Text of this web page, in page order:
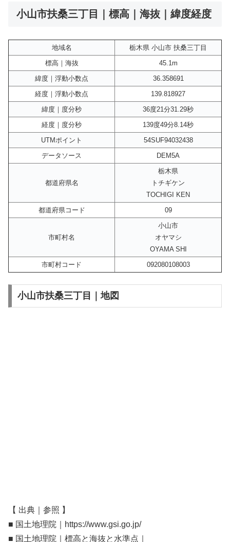
小山市扶桑三丁目｜標高｜海抜｜緯度経度
地域名
栃木県 小山市 扶桑三丁目
標高｜海抜
45.1m
緯度｜浮動小数点
36.358691
経度｜浮動小数点
139.818927
緯度｜度分秒
36度21分31.29秒
経度｜度分秒
139度49分8.14秒
UTMポイント
54SUF94032438
データソース
DEM5A
都道府県名
栃木県
トチギケン
TOCHIGI KEN
都道府県コード
09
市町村名
小山市
オヤマシ
OYAMA SHI
市町村コード
092080108003
小山市扶桑三丁目｜地図
【 出典｜参照 】
■ 国土地理院｜https://www.gsi.go.jp/
■ 国土地理院｜標高と海抜と水準点｜